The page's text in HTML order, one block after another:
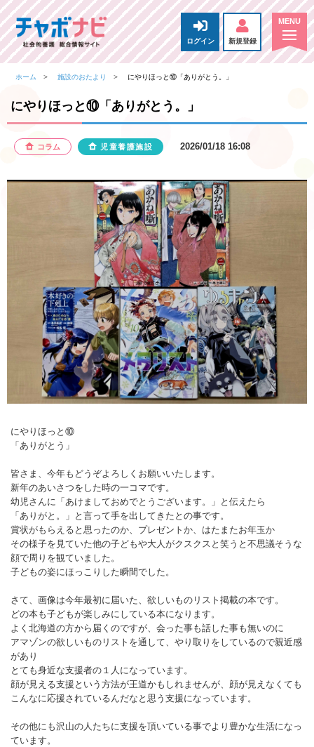
ログイン 新規登録
ホーム 施設のおたより にやりほっと⑩「ありがとう。」
にやりほっと⑩「ありがとう。」
コラム 児童養護施設 2026/01/18 16:08
にやりほっと⑩
「ありがとう」
皆さま、今年もどうぞよろしくお願いいたします。
新年のあいさつをした時の一コマです。
幼児さんに「あけましておめでとうございます。」と伝えたら
「ありがと。」と言って手を出してきたとの事です。
賞状がもらえると思ったのか、プレゼントか、はたまたお年玉か
その様子を見ていた他の子どもや大人がクスクスと笑うと不思議そうな
顔で周りを観ていました。
子どもの姿にほっこりした瞬間でした。
さて、画像は今年最初に届いた、欲しいものリスト掲載の本です。
どの本も子どもが楽しみにしている本になります。
よく北海道の方から届くのですが、会った事も話した事も無いのに
アマゾンの欲しいものリストを通して、やり取りをしているので親近感
があり
とても身近な支援者の１人になっています。
顔が見える支援という方法が王道かもしれませんが、顔が見えなくても
こんなに応援されているんだなと思う支援になっています。
その他にも沢山の人たちに支援を頂いている事でより豊かな生活になっ
ています。